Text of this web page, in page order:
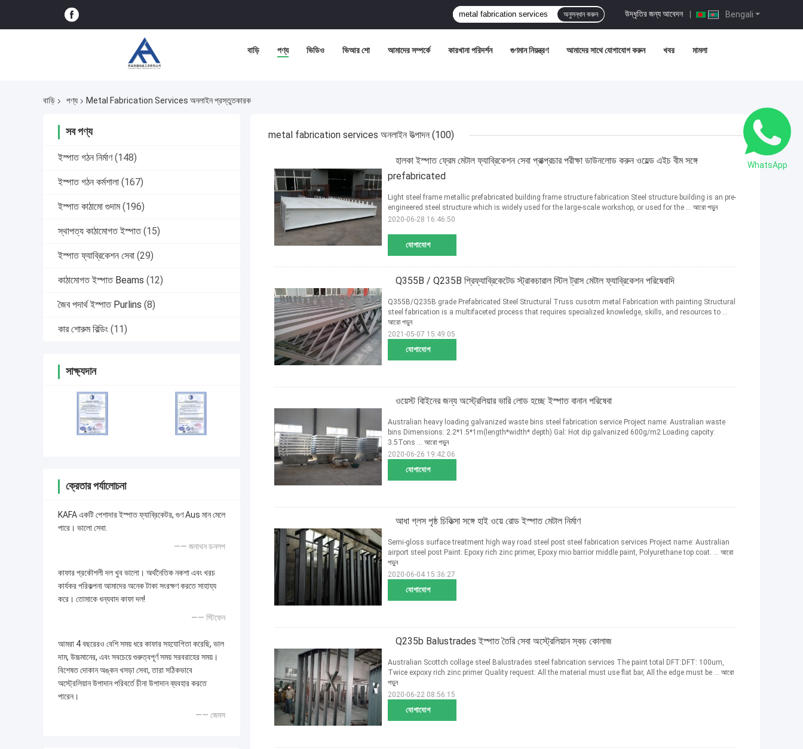
Bengali
উদ্ধৃতির জন্য আবেদন |
অনুসন্ধান করুন
বাড়ি পণ্য ভিডিও ভিআর শো আমাদের সম্পর্কে কারখানা পরিদর্শন গুণমান নিয়ন্ত্রণ আমাদের সাথে যোগাযোগ করুন খবর মামলা
বাড়ি পণ্য Metal Fabrication Services অনলাইন প্রস্তুতকারক
সব পণ্য
ইস্পাত গঠন নির্মাণ (148)
ইস্পাত গঠন কর্মশালা (167)
ইস্পাত কাঠামো গুদাম (196)
স্থাপত্য কাঠামোগত ইস্পাত (15)
ইস্পাত ফ্যাব্রিকেশন সেবা (29)
কাঠামোগত ইস্পাত Beams (12)
জৈব পদার্থ ইস্পাত Purlins (8)
কার শোরুম বিল্ডিং (11)
সাক্ষ্যদান
ক্রেতার পর্যালোচনা
KAFA একটি পেশাদার ইস্পাত ফ্যাব্রিকেটর, গুণ Aus মান মেলে
পারে। ভালো সেবা.
—— জনাথন ডনলপ
কাফার প্রকৌশলী দল খুব ভালো। অর্থনৈতিক নকশা এবং খরচ
কার্যকর পরিকল্পনা আমাদের অনেক টাকা সংরক্ষণ করতে সাহায্য
করে। তোমাকে ধন্যবাদ কাফা দল!
—— স্টিফেন
আমরা 4 বছরেরও বেশি সময় ধরে কাফার সহযোগিতা করেছি, ভাল
দাম, উচ্চমানের, এবং সবচেয়ে গুরুত্বপূর্ণ সময় সরবরাহের সময়।
বিশেষত দোকান অঙ্কন খসড়া সেবা, তারা সঠিকভাবে
অস্ট্রেলিয়ান উপাদান পরিবর্তে চীনা উপাদান ব্যবহার করতে
পারেন।
—— জেমস
metal fabrication services অনলাইন উত্পাদন (100)
হালকা ইস্পাত ফ্রেম মেটাল ফ্যাব্রিকেশন সেবা প্রাক্প্রচার পরীক্ষা ডাউনলোড করুন ওয়েল্ড এইচ বীম সঙ্গে
prefabricated
যোগাযোগ
Light steel frame metallic prefabricated building frame structure fabrication Steel structure building is an pre-
engineered steel structure which is widely used for the large-scale workshop, or used for the ... আরো পড়ুন
2020-06-28 16:46:50
Q355B / Q235B প্রিফ্যাব্রিকেটেড স্ট্রাকচারাল স্টিল ট্রাস মেটাল ফ্যাব্রিকেশন পরিষেবাদি
যোগাযোগ
Q355B/Q235B grade Prefabricated Steel Structural Truss cusotm metal Fabrication with painting Structural
steel fabrication is a multifaceted process that requires specialized knowledge, skills, and resources to ...
আরো পড়ুন
2021-05-07 15:49:05
ওয়েস্ট বিাইনের জন্য অস্ট্রেলিয়ার ভারি লোড হচ্ছে ইস্পাত বানান পরিষেবা
যোগাযোগ
Australian heavy loading galvanized waste bins steel fabrication service Project name: Australian waste
bins Dimensions: 2.2*1.5*1m(length*width* depth) Gal: Hot dip galvanized 600g/m2 Loading capcity:
3.5Tons ... আরো পড়ুন
2020-06-26 19:42:06
আধা গ্লস পৃষ্ঠ চিকিত্সা সঙ্গে হাই ওয়ে রোড ইস্পাত মেটাল নির্মাণ
যোগাযোগ
Semi-gloss surface treatment high way road steel post steel fabrication services Project name: Australian
airport steel post Paint: Epoxy rich zinc primer, Epoxy mio barrior middle paint, Polyurethane top coat. ... আরো
পড়ুন
2020-06-04 15:36:27
Q235b Balustrades ইস্পাত তৈরি সেবা অস্ট্রেলিয়ান স্কচ কোলাজ
যোগাযোগ
Australian Scottch collage steel Balustrades steel fabrication services The paint total DFT:DFT: 100um,
Twice expoxy rich zinc primer Quality request: All the material must use flat bar, All the edge must be ... আরো
পড়ুন
2020-06-22 08:56:15
WhatsApp